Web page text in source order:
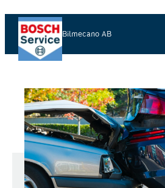
Bilmecano AB